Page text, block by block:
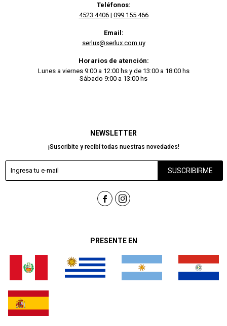
PRESENTE EN
NEWSLETTER
¡Suscribite y recibí todas nuestras novedades!
SUSCRIBIRME
 
Teléfonos:
4523 4406| 099 155 466
Email:
serlux@serlux.com.uy
Horarios de atención:
Lunes a viernes 9:00 a 12:00 hs y de 13:00 a 18:00 hs
Sábado 9:00 a 13:00 hs